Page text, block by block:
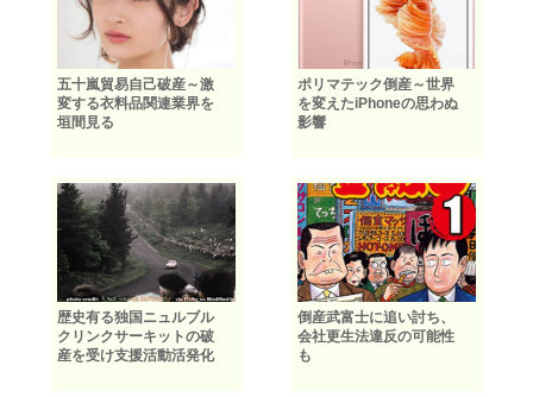
五十嵐貿易自己破産～激
変する衣料品関連業界を
垣間見る
ポリマテック倒産～世界
を変えたiPhoneの思わぬ
影響
歴史有る独国ニュルブル
クリンクサーキットの破
産を受け支援活動活発化
倒産武富士に追い討ち、
会社更生法違反の可能性
も